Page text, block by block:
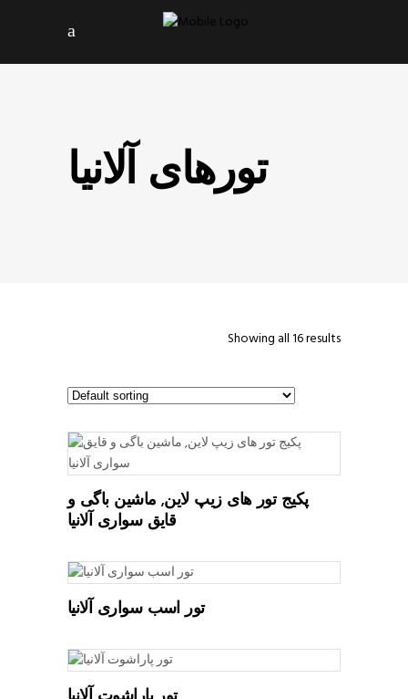
تورهای آلانیا
Showing all 16 results
پکیج تور های زیپ لاین, ماشین باگی و
قایق سواری آلانیا
تور اسب سواری آلانیا